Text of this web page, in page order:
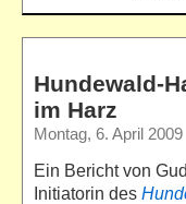
Hundewald-
im Harz
Montag, 6. April 2009
Ein Bericht von
Initiatorin des